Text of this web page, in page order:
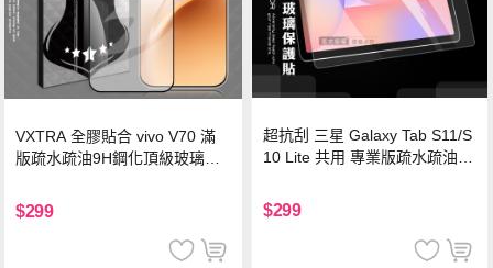
VXTRA 全膠貼合 vivo V70 滿
版疏水疏油9H鋼化頂級玻璃貼
$299
超抗刮 三星 Galaxy Tab S11/S
10 Lite 共用 專業版疏水疏油9
$299